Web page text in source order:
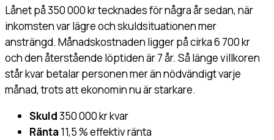
Lånet på 350 000 kr tecknades för några år sedan, när
inkomsten var lägre och skuldsituationen mer
ansträngd. Månadskostnaden ligger på cirka 6 700 kr
och den återstående löptiden är 7 år. Så länge villkoren
står kvar betalar personen mer än nödvändigt varje
månad, trots att ekonomin nu är starkare.
Skuld350 000 kr kvar
Ränta11,5 % effektiv ränta